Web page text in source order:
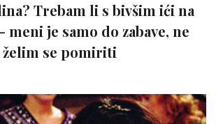
Trebam li s bivšim ići na
meni je samo do zabave, ne
želim se pomiriti